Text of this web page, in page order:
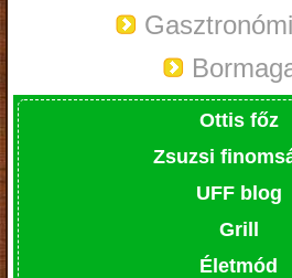
Ottis főz
Zsuzsi
UFF blog
Grill
Életmód